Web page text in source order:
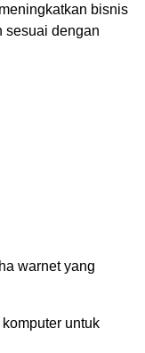
bisnis
sesuai dengan
warnet yang
untuk